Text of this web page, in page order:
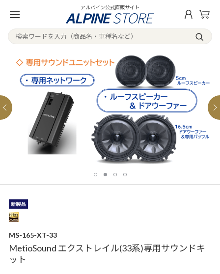
アルパイン公式直販サイト
MS-165-XT-33
MetioSound エクストレイル(33系)専用サウンドキ
ット